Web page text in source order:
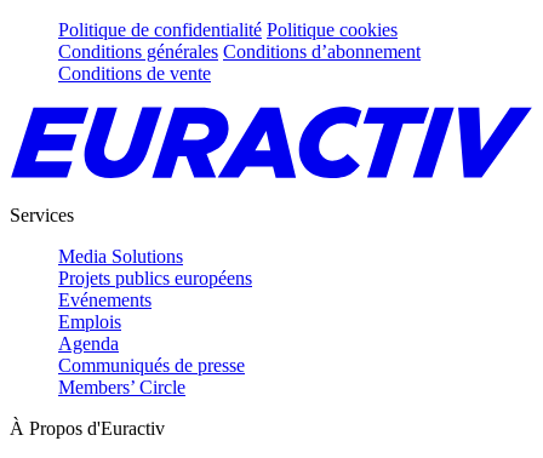
Politique de confidentialité Politique cookies
Conditions générales Conditions d’abonnement
Conditions de vente
Services
Media Solutions
Projets publics européens
Evénements
Emplois
Agenda
Communiqués de presse
Members’ Circle
À Propos d'Euractiv